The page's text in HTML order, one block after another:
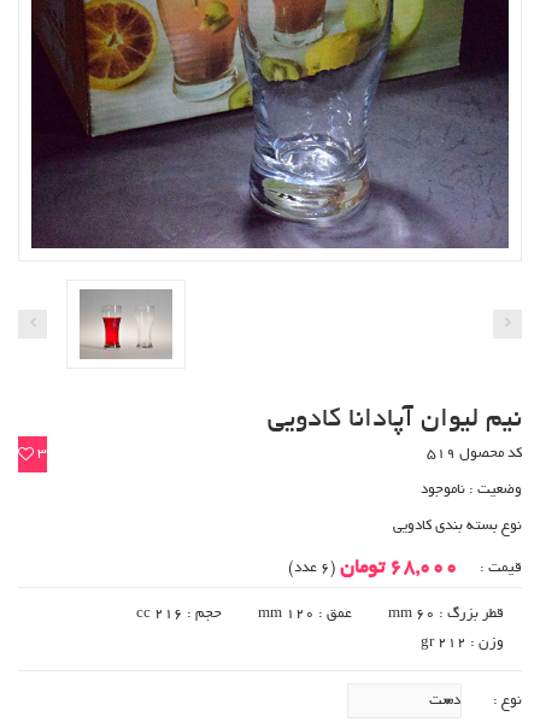
نیم لیوان آپادانا کادویی
3 کد محصول 519
وضعیت : ناموجود
نوع بسته بندی کادویی
قیمت : 68,000 تومان (6 عدد)
قطر بزرگ : 60 mm عمق : 120 mm
حجم : 216 cc
وزن : 212 gr
نوع :